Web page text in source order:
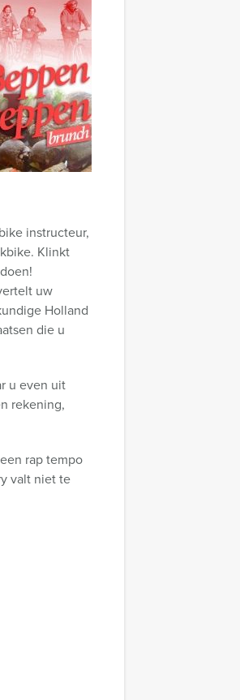
instructeur,
Klinkt
uw
Holland
die u
u even uit
rekening,
rap tempo
valt niet te